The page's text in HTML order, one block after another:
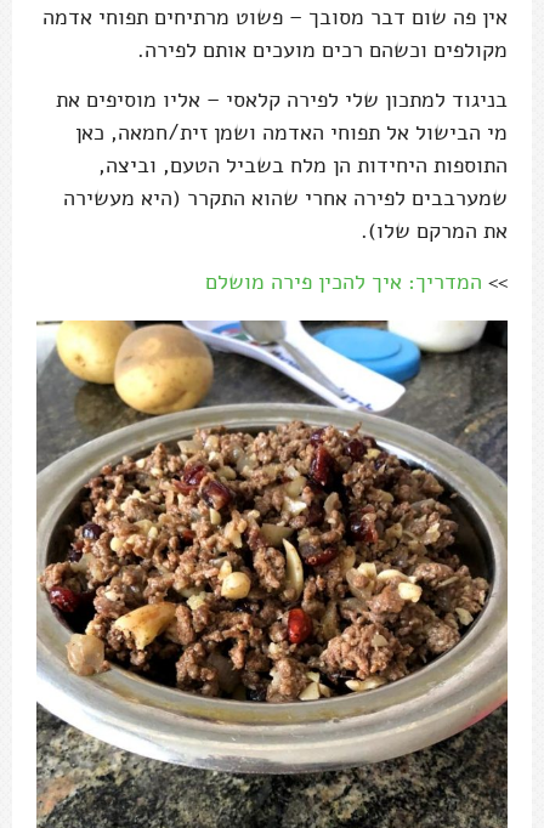
אין פה שום דבר מסובך – פשוט מרתיחים תפוחי אדמה
מקולפים וכשהם רכים מועכים אותם לפירה.
בניגוד למתכון שלי לפירה קלאסי – אליו מוסיפים את
מי הבישול אל תפוחי האדמה ושמן זית/חמאה, כאן
התוספות היחידות הן מלח בשביל הטעם, וביצה,
שמערבבים לפירה אחרי שהוא התקרר (היא מעשירה
את המרקם שלו).
>> המדריך: איך להכין פירה מושלם